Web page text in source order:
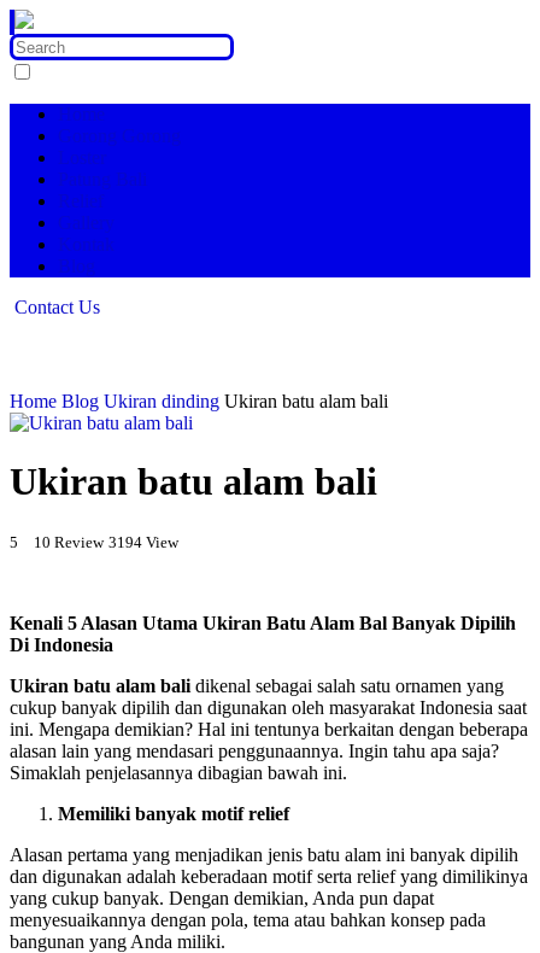
Home
Gorong Gorong
Loster
Patung Bali
Relief
Gallery
Kontak
Blog
Contact Us
Home Blog Ukiran dinding Ukiran batu alam bali
Ukiran batu alam bali
5 10 Review 3194 View
Kenali 5 Alasan Utama Ukiran Batu Alam Bal Banyak Dipilih
Di Indonesia
Ukiran batu alam bali dikenal sebagai salah satu ornamen yang
cukup banyak dipilih dan digunakan oleh masyarakat Indonesia saat
ini. Mengapa demikian? Hal ini tentunya berkaitan dengan beberapa
alasan lain yang mendasari penggunaannya. Ingin tahu apa saja?
Simaklah penjelasannya dibagian bawah ini.
Memiliki banyak motif relief
Alasan pertama yang menjadikan jenis batu alam ini banyak dipilih
dan digunakan adalah keberadaan motif serta relief yang dimilikinya
yang cukup banyak. Dengan demikian, Anda pun dapat
menyesuaikannya dengan pola, tema atau bahkan konsep pada
bangunan yang Anda miliki.